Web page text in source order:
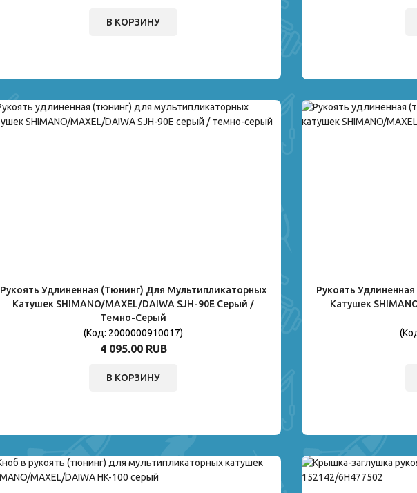
В КОРЗИНУ
Рукоять Удлиненная (тюнинг) Для Мультипликаторных
Катушек SHIMANO/MAXEL/DAIWA SJH-90E Серый /
Темно-Серый
(Код: 2000000910017)
4 095.00 RUB
В КОРЗИНУ
Рукоять
Катушек